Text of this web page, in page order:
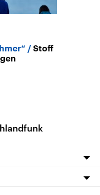
Stoff